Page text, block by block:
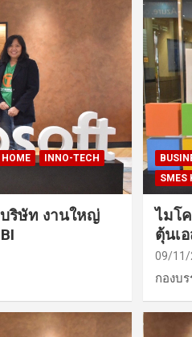
HOME
INNO-TECH
ริษัท งานใหญ่
SMES
ไมโ
ตุ้นเ
09/11/
กองบ